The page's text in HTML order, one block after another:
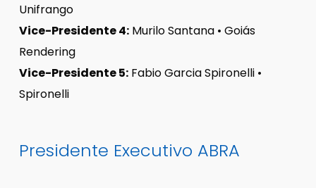
Unifrango
Vice-Presidente 4: Murilo Santana • Goiás
Rendering
Vice-Presidente 5: Fabio Garcia Spironelli •
Spironelli
Presidente Executivo ABRA